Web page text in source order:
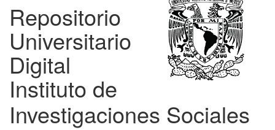
Repositorio
Universitario
Digital
Instituto de
Investigaciones Sociales